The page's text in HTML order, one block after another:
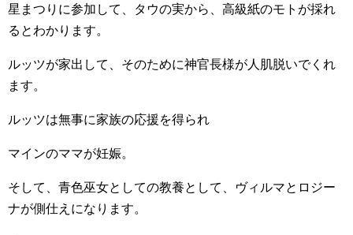
星まつりに参加して、タウの実から、高級紙のモトが採れ
るとわかります。
ルッツが家出して、そのために神官長様が人肌脱いでくれ
ます。
ルッツは無事に家族の応援を得られ
マインのママが妊娠。
そして、青色巫女としての教養として、ヴィルマとロジー
ナが側仕えになります。